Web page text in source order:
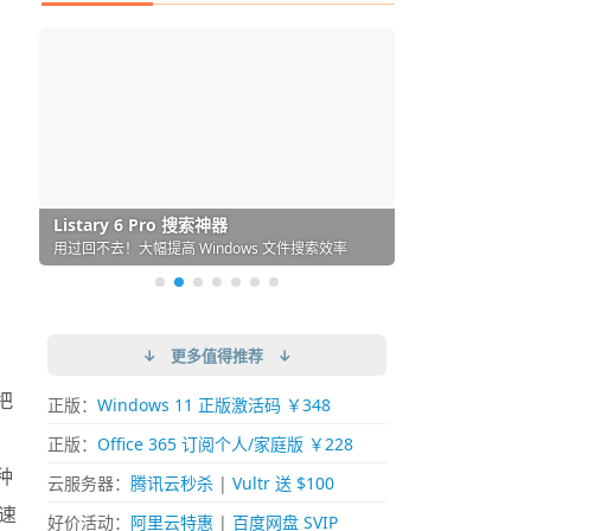
IDM 必备的下载神器
超强的 Windows 平台下载工具
Listary 6 Pro 搜索神器
用过回不去！大幅提高 Windows 文件搜索效率
Fences 桌面图标自动整理/美化神器
懒人必备！图标再多桌面也不再凌乱！
Parallels Desktop 虚拟机
在 Mac 上流畅运行 Windows (支持 M 芯片)
Downie 下载网络视频的神器 (Mac)
一键下视频，超简单好用！谁用谁知道
Typora - 极简好用的 Markdown 编辑器
颠覆写作体验！跨平台支持 Win / Mac
↓ 更多值得推荐 ↓
正版： Windows 11 正版激活码 ￥348
正版： Office 365 订阅个人/家庭版 ￥228
云服务器： 腾讯云秒杀| Vultr 送 $100
好价活动： 阿里云特惠 | 百度网盘 SVIP